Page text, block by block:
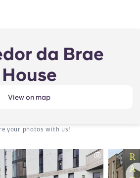
da Brae
House
View on map